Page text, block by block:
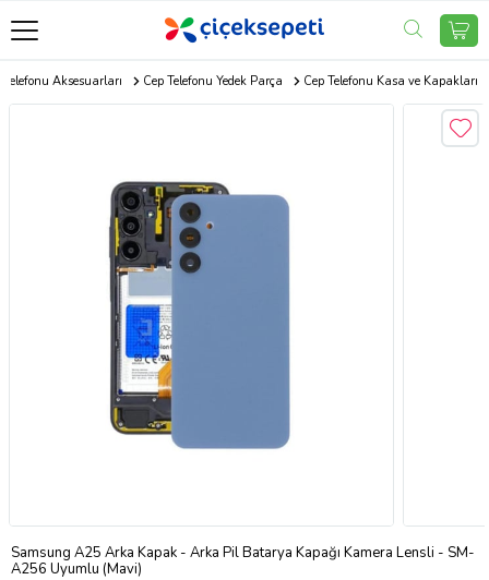
Telefonu Aksesuarları Cep Telefonu Yedek Parça Cep Telefonu Kasa ve Kapakları
Samsung A25 Arka Kapak - Arka Pil Batarya Kapağı Kamera Lensli - SM-
A256 Uyumlu (Mavi)